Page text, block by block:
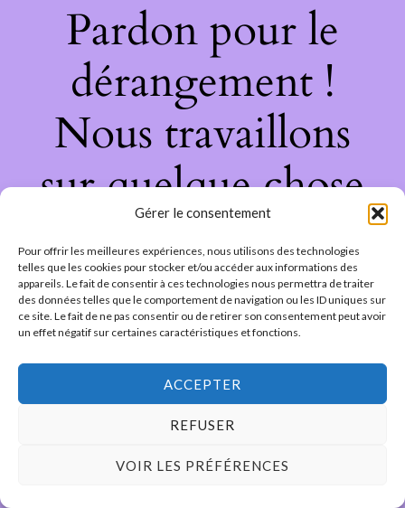
Gérer le consentement
Pour offrir les meilleures expériences, nous utilisons des technologies
telles que les cookies pour stocker et/ou accéder aux informations des
appareils. Le fait de consentir à ces technologies nous permettra de traiter
des données telles que le comportement de navigation ou les ID uniques sur
ce site. Le fait de ne pas consentir ou de retirer son consentement peut avoir
un effet négatif sur certaines caractéristiques et fonctions.
ACCEPTER
REFUSER
VOIR LES PRÉFÉRENCES
Pardon pour le
dérangement !
Nous travaillons
sur quelque chose
de fantastique –
revenez bientôt !